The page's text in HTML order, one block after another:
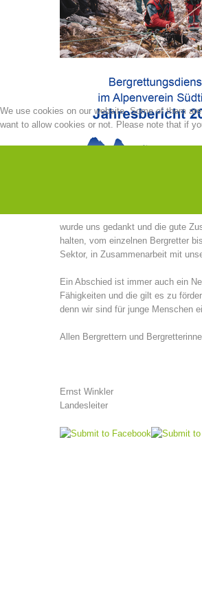
wurde uns gedankt und die gute
halten, vom einzelnen Bergretter
Sektor, in Zusammenarbeit mit
Ein Abschied ist immer auch ein
Fähigkeiten und die gilt es zu
denn wir sind für junge Menschen
Allen Bergrettern und
Ernst Winkler
Landesleiter
We use cookies on our website. Some of them
want to allow cookies or not. Please note that if